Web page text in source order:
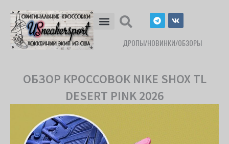
содержимому
T
e
l
e
g
V
k
ДРОПЫ/НОВИНКИ/ОБЗОРЫ
ОБЗОР КРОССОВОК NIKE SHOX TL
DESERT PINK 2026